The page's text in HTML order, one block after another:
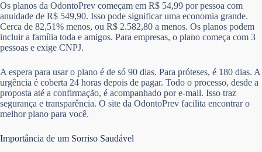
Os planos da OdontoPrev começam em R$ 54,99 por pessoa com
anuidade de R$ 549,90. Isso pode significar uma economia grande.
Cerca de 82,51% menos, ou R$ 2.582,80 a menos. Os planos podem
incluir a família toda e amigos. Para empresas, o plano começa com 3
pessoas e exige CNPJ.
A espera para usar o plano é de só 90 dias. Para próteses, é 180 dias. A
urgência é coberta 24 horas depois de pagar. Todo o processo, desde a
proposta até a confirmação, é acompanhado por e-mail. Isso traz
segurança e transparência. O site da OdontoPrev facilita encontrar o
melhor plano para você.
Importância de um Sorriso Saudável